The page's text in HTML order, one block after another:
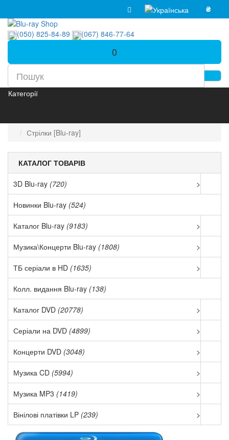
₴
(050) 825-84-89 (067) 846-77-64
0
Категорії
Стрілки [Blu-ray]
КАТАЛОГ ТОВАРІВ
3D Blu-ray (720) >
Новинки Blu-ray (524)
Каталог Blu-ray (9183) >
Музика\Концерти Blu-ray (1808) >
ТБ серіали в HD (1635) >
Колл. видання Blu-ray (138)
Каталог DVD (20778) >
Серіали на DVD (4899) >
Концерти DVD (3048) >
Музика CD (5994) >
Музика MP3 (1419) >
Вінілові платівки LP (239) >